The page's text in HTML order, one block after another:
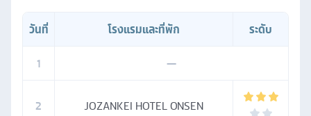
วันที่ โรงแรมและที่พัก
ระดับ
1
—
2 JOZANKEI HOTEL ONSEN